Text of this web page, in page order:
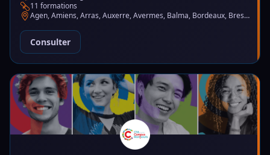
11 formations
Agen, Amiens, Arras, Auxerre, Avermes, Balma, Bordeaux, Brest, Charleville-Mézières, Chartres, Courbevoie, Dijon, Gap, La Garde, Le Mans, Lille, Lyon, Mont-de-Marsan, Montluçon, Montpellier, Mulhouse, Nantes, Puteaux, Reims, Rennes, Trélazé
Consulter